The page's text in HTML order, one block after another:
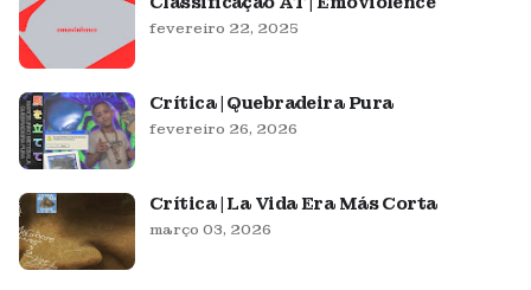
fevereiro 22, 2025
Crítica | Quebradeira Pura
fevereiro 26, 2026
Crítica | La Vida Era Más Corta
março 03, 2026